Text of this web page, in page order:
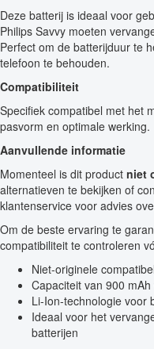
Deze batterij is ideaal voor
Philips Savvy moeten
Perfect om de batterijduur te
telefoon te behouden.
Compatibiliteit
Specifiek compatibel met het
pasvorm en optimale werking.
Aanvullende informatie
Momenteel is dit product niet
alternatieven te bekijken of
klantenservice voor advies
Om de beste ervaring te
compatibiliteit te controleren
Niet-originele
Capaciteit van 900
Li-Ion-technologie voor
Ideaal voor het
batterijen